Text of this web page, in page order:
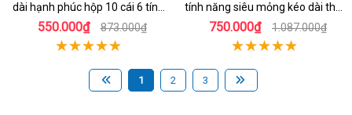
dài hạnh phúc hộp 10 cái 6 tính
năng
550.000₫ 873.000₫
tính năng siêu mỏng kéo dài thời
gian hộp 10
750.000₫ 1.087.000₫
1 2 3